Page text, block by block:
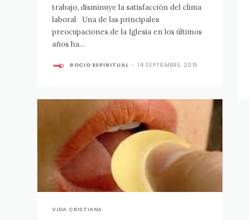
trabajo, disminuye la satisfacción del clima
laboral Una de las principales
preocupaciones de la Iglesia en los últimos
años ha...
ROCIO ESPIRITUAL - 14 SEPTIEMBRE, 2015
VIDA CRISTIANA